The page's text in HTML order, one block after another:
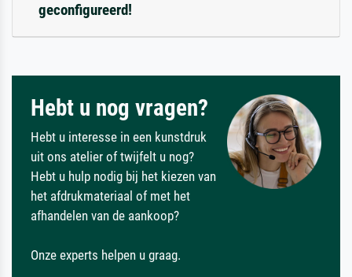
geconfigureerd!
Hebt u nog vragen?
Hebt u interesse in een kunstdruk
uit ons atelier of twijfelt u nog?
Hebt u hulp nodig bij het kiezen van
het afdrukmateriaal of met het
afhandelen van de aankoop?
Onze experts helpen u graag.